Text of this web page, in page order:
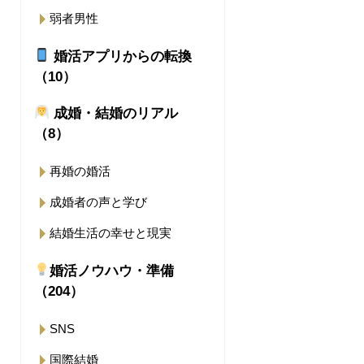
弱者男性
婚活アプリからの転換
（10）
成婚・結婚のリアル
（8）
再婚の婚活
成婚者の声と学び
結婚生活の幸せと現実
婚活ノウハウ・準備
（204）
SNS
国際結婚